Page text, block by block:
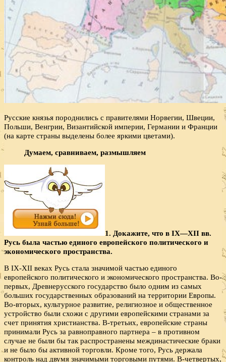
Русские князья породнились с правителями Норвегии, Швеции,
Польши, Венгрии, Византийской империи, Германии и Франции
(на карте страны выделены более яркими цветами).
Думаем, сравниваем, размышляем
1. Докажите, что в IX—XII вв.
Русь была частью единого европейского политического и
экономического пространства.
В IX-XII веках Русь стала значимой частью единого
европейского политического и экономического пространства. Во-
первых, Древнерусского государство было одним из самых
больших государственных образований на территории Европы.
Во-вторых, культурное развитие, религиозное и общественное
устройство были схожи с другими европейскими странами за
счет принятия христианства. В-третьих, европейские страны
принимали Русь за равноправного партнера – в противном
случае не были бы так распространены междинастические браки
и не было бы активной торговли. Кроме того, Русь держала
контроль над двумя значимыми торговыми путями. В-четвертых,